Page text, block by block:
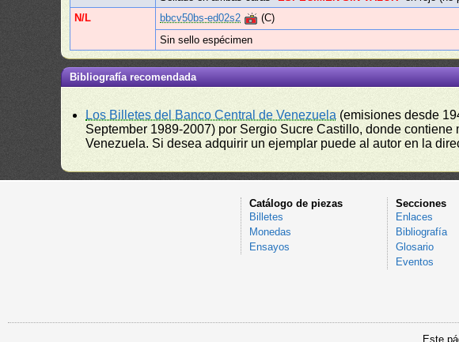
N/L
bbcv50bs-ed02s2 (C)
Sin sello espécimen
Bibliografía recomendada
Los Billetes del Banco Central de Venezuela (emisiones desde
September 1989-2007) por Sergio Sucre Castillo, donde
Venezuela. Si desea adquirir un ejemplar puede al autor en la
Catálogo de piezas
Billetes
Monedas
Ensayos
Secciones
Enlaces
Bibliografía
Glosario
Eventos
Este